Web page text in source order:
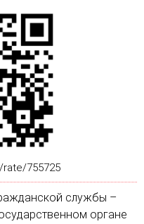
755725
службы –
органе